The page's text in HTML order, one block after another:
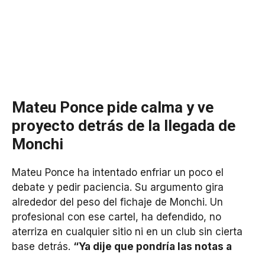
Mateu Ponce pide calma y ve
proyecto detrás de la llegada de
Monchi
Mateu Ponce ha intentado enfriar un poco el
debate y pedir paciencia. Su argumento gira
alrededor del peso del fichaje de Monchi. Un
profesional con ese cartel, ha defendido, no
aterriza en cualquier sitio ni en un club sin cierta
base detrás. “Ya dije que pondría las notas a